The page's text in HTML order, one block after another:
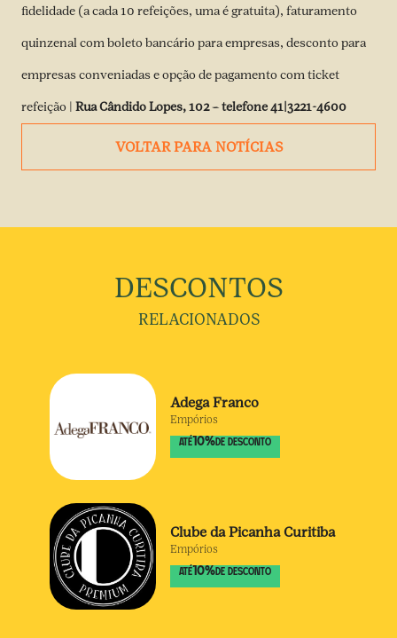
fidelidade (a cada 10 refeições, uma é gratuita), faturamento
quinzenal com boleto bancário para empresas, desconto para
empresas conveniadas e opção de pagamento com ticket
refeição | Rua Cândido Lopes, 102 – telefone 41|3221-4600
VOLTAR PARA NOTÍCIAS
DESCONTOS
RELACIONADOS
Adega Franco
Empórios
ATÉ 10% DE DESCONTO
Clube da Picanha Curitiba
Empórios
ATÉ 10% DE DESCONTO